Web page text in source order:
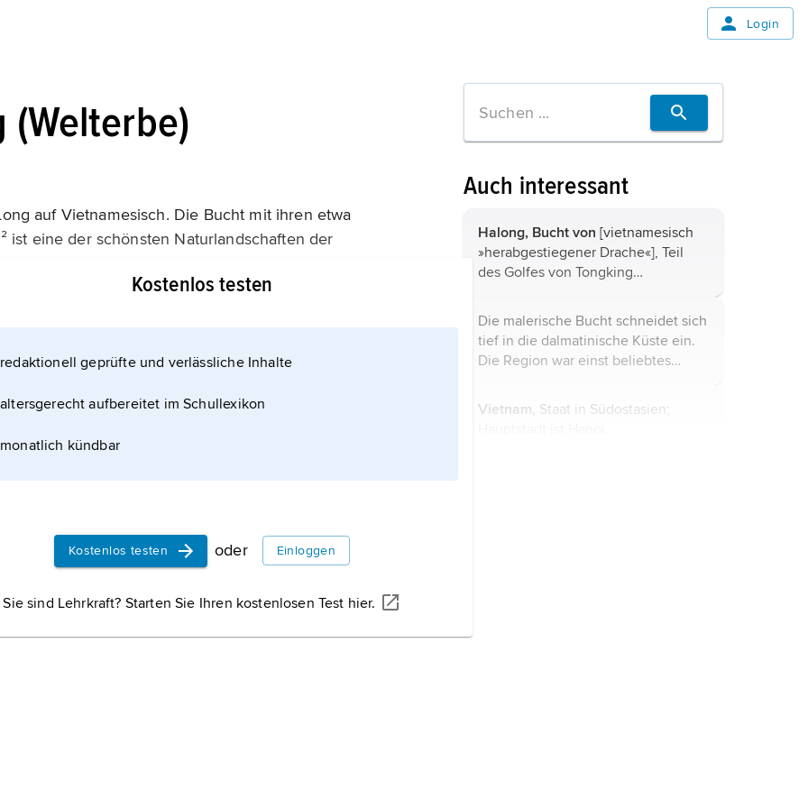
Login
(Welterbe)
auf Vietnamesisch. Die Bucht mit ihren etwa
ist eine der schönsten Naturlandschaften der
Prozesse in der letzten Eiszeit, als
Kostenlos testen
redaktionell geprüfte und verlässliche Inhalte
altersgerecht aufbereitet im Schullexikon
monatlich kündbar
Kostenlos testen oder Einloggen
Sie sind Lehrkraft? Starten Sie Ihren kostenlosen Test hier.
Auch interessant
Halong, Bucht von [vietnamesisch
»herabgestiegener Drache«], Teil
des Golfes von Tongking
vor der Stadt Hong Gai, 1 500 km .
Die Insellandschaft aus rund 1 600
turmartig ...
Die malerische Bucht schneidet sich
tief in die dalmatinische Küste ein.
Die Region war einst beliebtes
Handelsumschlagplatz und
Marinestützpunkt. Über
Vietnam, Staat in Südostasien;